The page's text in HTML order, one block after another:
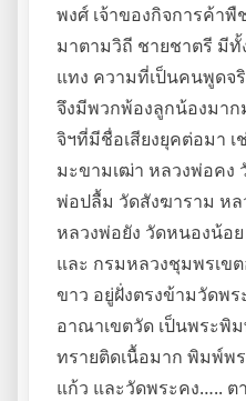
พงศ์ เจ้าของกิจการค้าพื
มาตามวิถี ชายชาตรี มี
แทง ความที่เป็นคนพูดจ
จึงมีพวกพ้องลูกน้องมาก
จิฯที่มีชื่อเสียงยุคต่อมา
มะขามเฒ่า หลวงพ่อคง
พ่อปลื้ม วัดสังฆาราม หล
หลวงพ่อยัง วัดหนองน้อ
และ กรมหลวงชุมพรเข
ขาว อยู่ฝั่งตรงข้ามวัดพร
อาณาเขตวัด เป็นพระพิ
ทรายติดเนื้อมาก พิมพ์พ
แก้ว และวัดพระคง…..